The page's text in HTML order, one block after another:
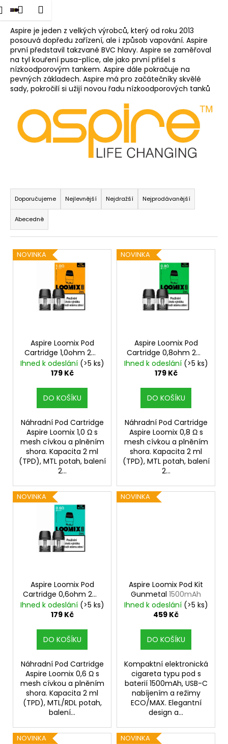
Přejít
na
obsah
Přihlášení
Nákupní
košík
Aspire
Aspire je jeden z velkých výrobců, který od roku 2013
posouvá dopředu zařízení, ale i způsob vapování. Aspire
první představil takzvané BVC hlavy. Aspire se zaměřoval
na tyl kouření pusa-plíce, ale jako první přišel s
nízkoodporovým tankem. Aspire dále pokračuje na
pevných základech. Aspire má pro začátečníky skvělé
sady, pokročilí si užijí novou řadu nízkoodporových tanků
Ř
a
z
e
n
í
Doporučujeme Nejlevnější Nejdražší Nejprodávanější
Abecedně
V
ý
NOVINKA
Aspire Loomix Pod
Cartridge 1,0ohm 2ml
2ks
Ihned k odeslání (>5 ks)
179 Kč
DO KOŠÍKU
Náhradní Pod Cartridge
Aspire Loomix 1,0 Ω s
mesh cívkou a plněním
shora. Kapacita 2 ml
(TPD), MTL potah, balení
2...
NOVINKA
Aspire Loomix Pod
Cartridge 0,8ohm 2ml
2ks
Ihned k odeslání (>5 ks)
179 Kč
DO KOŠÍKU
Náhradní Pod Cartridge
Aspire Loomix 0,8 Ω s
mesh cívkou a plněním
shora. Kapacita 2 ml
(TPD), MTL potah, balení
2...
NOVINKA
Aspire Loomix Pod
Cartridge 0,6ohm 2ml
2ks
Ihned k odeslání (>5 ks)
179 Kč
DO KOŠÍKU
Náhradní Pod Cartridge
Aspire Loomix 0,6 Ω s
mesh cívkou a plněním
shora. Kapacita 2 ml
(TPD), MTL/RDL potah,
balení...
NOVINKA
Aspire Loomix Pod Kit
Gunmetal 1500mAh
Ihned k odeslání (>5 ks)
459 Kč
DO KOŠÍKU
Kompaktní elektronická
cigareta typu pod s
baterií 1500mAh, USB-C
nabíjením a režimy
ECO/MAX. Elegantní
design a...
NOVINKA NOVINKA
K
o Zpět
Zpět
C
o
p
o
e
e
t
e
n
a
j
HLEDAT
e
m
JOYETECH
Kč